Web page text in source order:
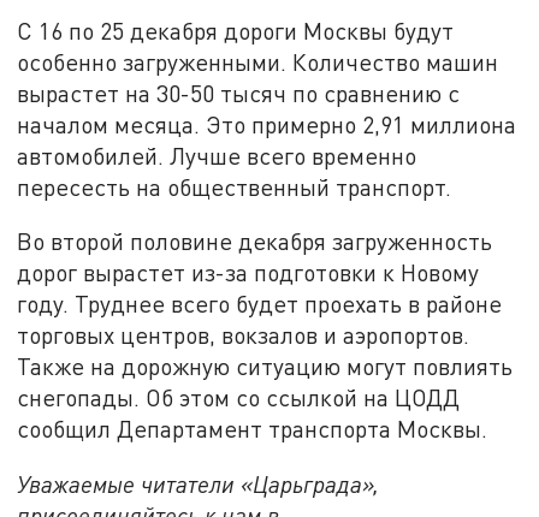
С 16 по 25 декабря дороги Москвы будут
особенно загруженными. Количество машин
вырастет на 30-50 тысяч по сравнению с
началом месяца. Это примерно 2,91 миллиона
автомобилей. Лучше всего временно
пересесть на общественный транспорт.
Во второй половине декабря загруженность
дорог вырастет из-за подготовки к Новому
году. Труднее всего будет проехать в районе
торговых центров, вокзалов и аэропортов.
Также на дорожную ситуацию могут повлиять
снегопады. Об этом со ссылкой на ЦОДД
сообщил Департамент транспорта Москвы.
Уважаемые читатели «Царьграда»,